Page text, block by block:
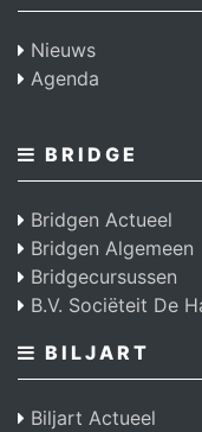
Nieuws
Agenda
BRIDGE
Bridgen Actueel
Bridgen Algemeen
Bridgecursussen
B.V. Sociëteit De
BILJART
Biljart Actueel